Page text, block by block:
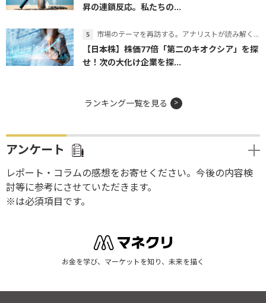
昇の連鎖反応。私たちの...
市場のテーマを再訪する。アナリストが読み解くテーマの本質
【日本株】株価77倍「第二のキオクシア」を探
せ！次の大化け企業を探...
ランキング一覧を見る
アンケート
レポート・コラムの感想をお寄せください。今後の内容検
討等に参考にさせていただきます。
※は必須項目です。
お金を学び、マーケットを知り、未来を描く